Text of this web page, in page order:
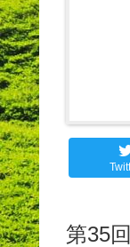
第35